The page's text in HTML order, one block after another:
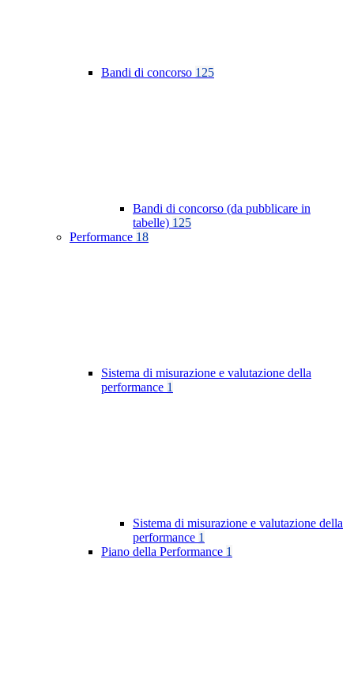
Bandi di concorso 125
Bandi di concorso (da pubblicare in
tabelle) 125
Performance 18
Sistema di misurazione e valutazione della
performance 1
Sistema di misurazione e valutazione della
performance 1
Piano della Performance 1